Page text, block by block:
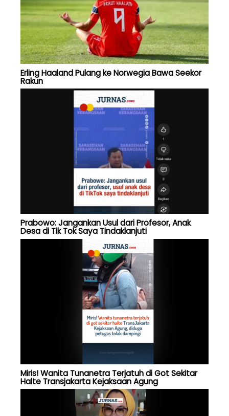
Erling Haaland Pulang ke Norwegia Bawa Seekor
Rakun
Prabowo: Jangankan Usul dari Profesor, Anak
Desa di Tik Tok Saya Tindaklanjuti
Miris! Wanita Tunanetra Terjatuh di Got Sekitar
Halte Transjakarta Kejaksaan Agung